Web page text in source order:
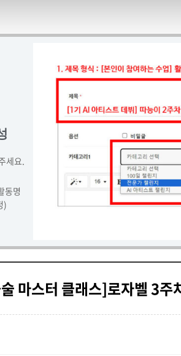
세요.
동명
)
마스터 클래스]로자벨 3주